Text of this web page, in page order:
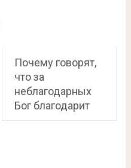
Почему говорят,
что за
неблагодарных
Бог благодарит